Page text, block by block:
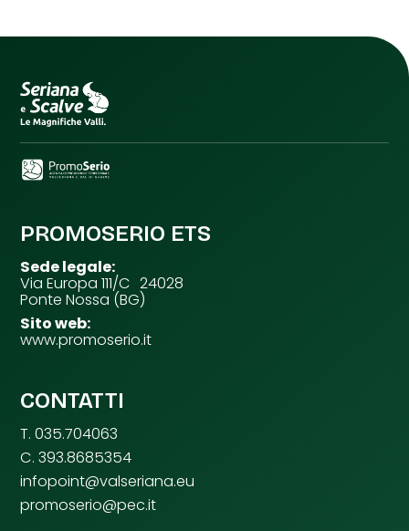
PROMOSERIO ETS
Sede legale:
Via Europa 111/C 24028
Ponte Nossa (BG)
Sito web:
www.promoserio.it
CONTATTI
T. 035.704063
C. 393.8685354
infopoint@valseriana.eu
promoserio@pec.it